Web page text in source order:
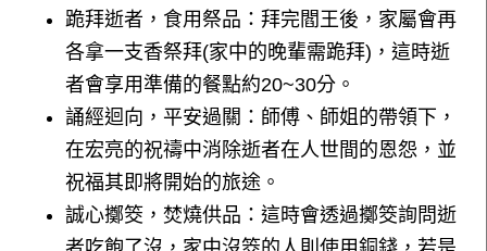
跪拜逝者，食用祭品：拜完閻王後，家屬會再
各拿一支香祭拜(家中的晚輩需跪拜)，這時逝
者會享用準備的餐點約20~30分。
誦經迴向，平安過關：師傅、師姐的帶領下，
在宏亮的祝禱中消除逝者在人世間的恩怨，並
祝福其即將開始的旅途。
誠心擲筊，焚燒供品：這時會透過擲筊詢問逝